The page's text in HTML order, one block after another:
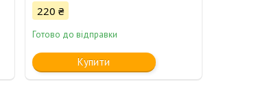
220 ₴
Готово до відправки
Купити